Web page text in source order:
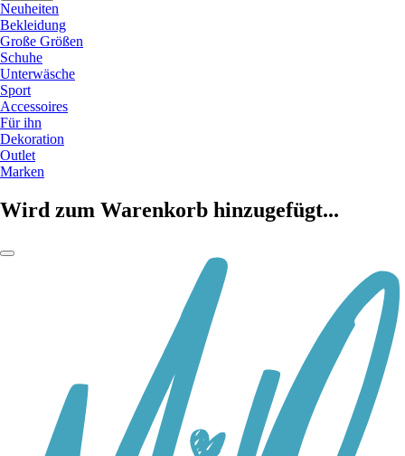
Neuheiten
Bekleidung
Große Größen
Schuhe
Unterwäsche
Sport
Accessoires
Für ihn
Dekoration
Outlet
Marken
Wird zum Warenkorb hinzugefügt...